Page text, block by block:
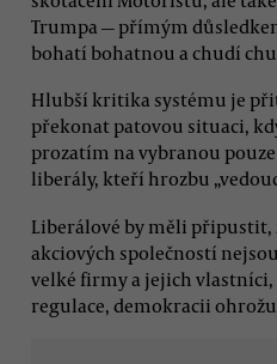
Trumpa — přímým
bohatí bohatnou a chudí
Hlubší kritika systému je
překonat patovou situaci,
prozatím na vybranou
liberály, kteří hrozbu
Liberálové by měli připustit,
akciových společností
velké firmy a jejich
regulace, demokracii